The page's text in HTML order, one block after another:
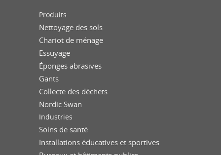
Produits
Nettoyage des sols
Chariot de ménage
Essuyage
Éponges abrasives
Gants
Collecte des déchets
Nordic Swan
Industries
Soins de santé
Installations éducatives et sportives